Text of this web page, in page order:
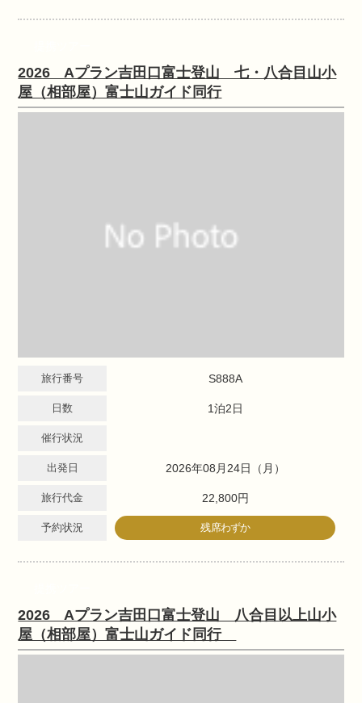
2026 Aプラン吉田口富士登山 七・八合目山小
屋（相部屋）富士山ガイド同行
旅行番号 S888A
日数 1泊2日
催行状況
出発日 2026年08月24日（月）
旅行代金 22,800円
予約状況 残席わずか
2026 Aプラン吉田口富士登山 八合目以上山小
屋（相部屋）富士山ガイド同行